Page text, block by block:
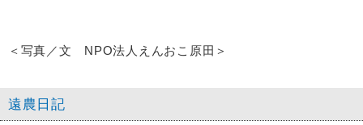
＜写真／文 NPO法人えんおこ原田＞
遠農日記